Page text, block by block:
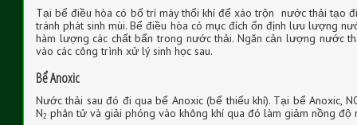
Tại bể điều hòa có bố trí máy thổi khí để xáo trộn nước thải tạo
tránh phát sinh mùi. Bể điều hòa có mục đích ổn định lưu lượng
hàm lượng các chất bẩn trong nước thải. Ngăn cản lượng nước
vào các công trình xử lý sinh học sau.
Bể Anoxic
Nước thải sau đó đi qua bể Anoxic (bể thiếu khí). Tại bể Anoxic,
N2 phân tử và giải phóng vào không khí qua đó làm giảm nồng độ